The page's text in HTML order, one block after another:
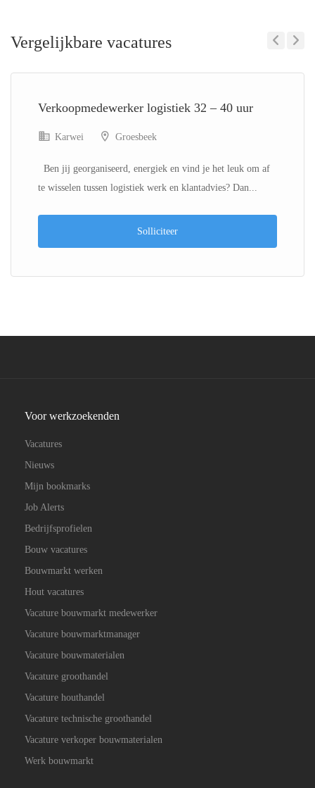
Vergelijkbare vacatures
Verkoopmedewerker logistiek 32 – 40 uur
Karwei Groesbeek
Ben jij georganiseerd, energiek en vind je het leuk om af
te wisselen tussen logistiek werk en klantadvies? Dan...
Solliciteer
Voor werkzoekenden
Vacatures
Nieuws
Mijn bookmarks
Job Alerts
Bedrijfsprofielen
Bouw vacatures
Bouwmarkt werken
Hout vacatures
Vacature bouwmarkt medewerker
Vacature bouwmarktmanager
Vacature bouwmaterialen
Vacature groothandel
Vacature houthandel
Vacature technische groothandel
Vacature verkoper bouwmaterialen
Werk bouwmarkt